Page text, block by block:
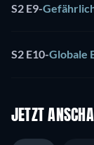
S2 E9-
S2 E10-Globale
JETZT